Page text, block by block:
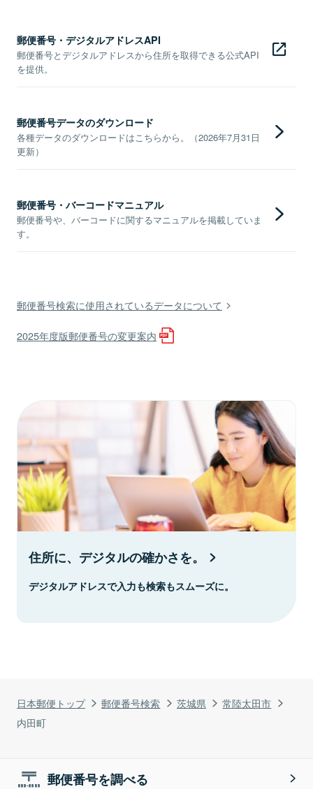
日本郵便トップ 郵便番号検索 茨城県
常陸太田市
内田町
郵便番号・デジタルアドレスAPI
郵便番号とデジタルアドレスから住所を取得できる公式API
を提供。
郵便番号データのダウンロード
各種データのダウンロードはこちらから。（2026年7月31日
更新）
郵便番号・バーコードマニュアル
郵便番号や、バーコードに関するマニュアルを掲載していま
す。
郵便番号検索に使用されているデータについて
2025年度版郵便番号の変更案内
住所に、デジタルの確かさを。
デジタルアドレスで入力も検索もスムーズに。
郵便番号を調べる